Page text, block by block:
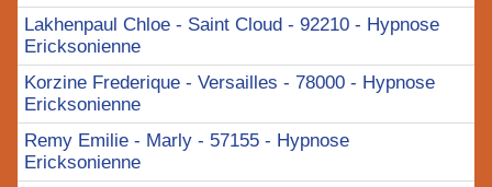
Lakhenpaul Chloe - Saint Cloud - 92210 - Hypnose
Ericksonienne
Korzine Frederique - Versailles - 78000 - Hypnose
Ericksonienne
Remy Emilie - Marly - 57155 - Hypnose
Ericksonienne